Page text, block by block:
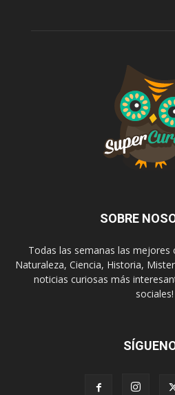
SOBRE
Todas las semanas las mejores
Naturaleza, Ciencia, Historia,
noticias curiosas más
sociales!